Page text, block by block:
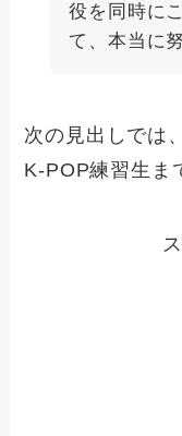
役を同時に
て、本当に
次の見出しでは
K-POP練習生ま